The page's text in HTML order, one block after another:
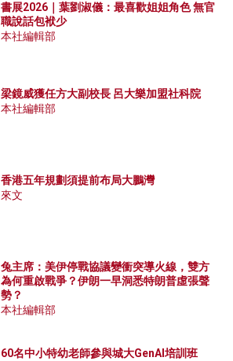
書展2026｜葉劉淑儀：最喜歡姐姐角色 無官
職說話包袱少
本社編輯部
梁鏡威獲任方大副校長 呂大樂加盟社科院
本社編輯部
香港五年規劃須提前布局大鵬灣
來文
兔主席：美伊停戰協議變衝突導火線，雙方
為何重啟戰爭？伊朗一早洞悉特朗普虛張聲
勢？
本社編輯部
60名中小特幼老師參與城大GenAI培訓班